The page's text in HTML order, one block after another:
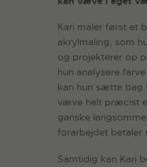
Kari maler først et
akrylmaling, som
og projekterer op
hun analysere
kan hun sætte bag
væve helt præcist
ganske
forarbejdet betaler
Samtidig kan Kari